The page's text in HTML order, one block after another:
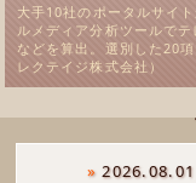
大手10社のポータルサイ
ルメディア分析ツールで
などを算出。選別した20
レクテイジ株式会社）
» 2026.08.01